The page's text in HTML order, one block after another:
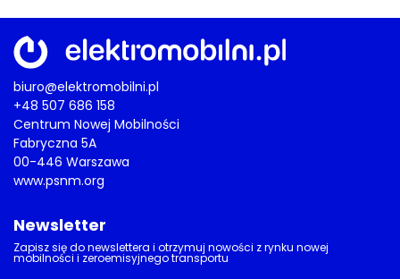
biuro@elektromobilni.pl
+48 507 686 158
Centrum Nowej Mobilności
Fabryczna 5A
00-446 Warszawa
www.psnm.org
Newsletter
Zapisz się do newslettera i otrzymuj nowości z rynku nowej
mobilności i zeroemisyjnego transportu